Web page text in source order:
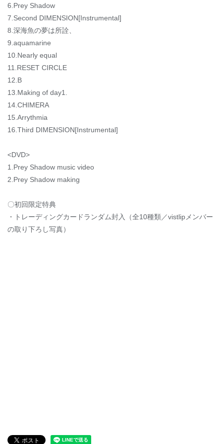
6.Prey Shadow
7.Second DIMENSION[Instrumental]
8.深海魚の夢は所詮、
9.aquamarine
10.Nearly equal
11.RESET CIRCLE
12.B
13.Making of day1.
14.CHIMERA
15.Arrythmia
16.Third DIMENSION[Instrumental]
<DVD>
1.Prey Shadow music video
2.Prey Shadow making
〇初回限定特典
・トレーディングカードランダム封入（全10種類／vistlipメンバー
の取り下ろし写真）